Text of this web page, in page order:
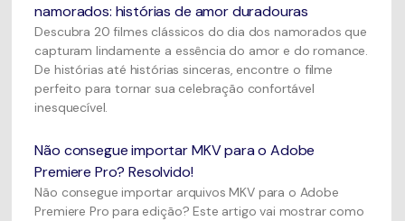
namorados: histórias de amor duradouras
Descubra 20 filmes clássicos do dia dos namorados que
capturam lindamente a essência do amor e do romance.
De histórias até histórias sinceras, encontre o filme
perfeito para tornar sua celebração confortável
inesquecível.
Não consegue importar MKV para o Adobe
Premiere Pro? Resolvido!
Não consegue importar arquivos MKV para o Adobe
Premiere Pro para edição? Este artigo vai mostrar como